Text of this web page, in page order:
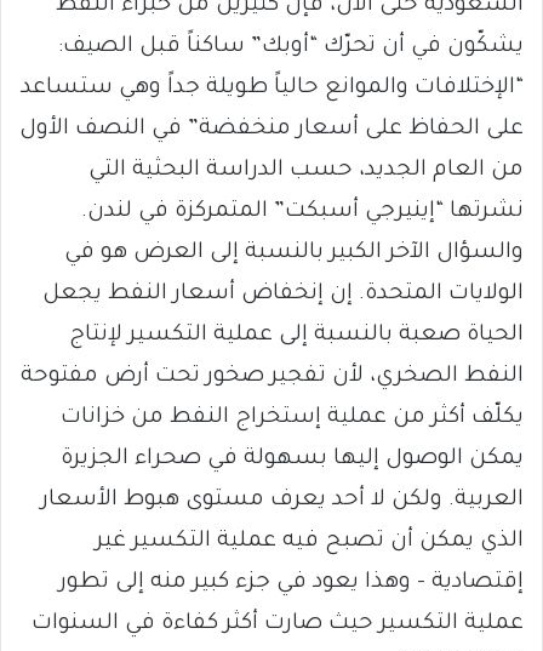
السعودية حتى الآن، فإن كثيرين من خبراء النفط
يشكّون في أن تحرّك “أوبك” ساكناً قبل الصيف:
“الإختلافات والموانع حالياً طويلة جداً وهي ستساعد
على الحفاظ على أسعار منخفضة” في النصف الأول
من العام الجديد، حسب الدراسة البحثية التي
نشرتها “إينيرجي أسبكت” المتمركزة في لندن.
والسؤال الآخر الكبير بالنسبة إلى العرض هو في
الولايات المتحدة. إن إنخفاض أسعار النفط يجعل
الحياة صعبة بالنسبة إلى عملية التكسير لإنتاج
النفط الصخري، لأن تفجير صخور تحت أرض مفتوحة
يكلّف أكثر من عملية إستخراج النفط من خزانات
يمكن الوصول إليها بسهولة في صحراء الجزيرة
العربية. ولكن لا أحد يعرف مستوى هبوط الأسعار
الذي يمكن أن تصبح فيه عملية التكسير غير
إقتصادية – وهذا يعود في جزء كبير منه إلى تطور
عملية التكسير حيث صارت أكثر كفاءة في السنوات